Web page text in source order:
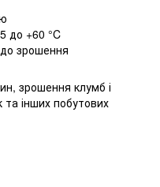
до +60 °C
зрошення
зрошення клумб і
та інших побутових